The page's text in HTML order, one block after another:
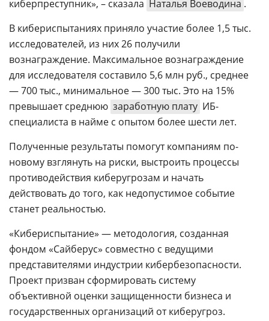
киберпреступник», – сказала Наталья Воеводина .
В кибериспытаниях приняло участие более 1,5 тыс.
исследователей, из них 26 получили
вознаграждение. Максимальное вознаграждение
для исследователя составило 5,6 млн руб., среднее
— 700 тыс., минимальное — 300 тыс. Это на 15%
превышает среднюю заработную плату ИБ-
специалиста в найме с опытом более шести лет.
Полученные результаты помогут компаниям по-
новому взглянуть на риски, выстроить процессы
противодействия киберугрозам и начать
действовать до того, как недопустимое событие
станет реальностью.
«Кибериспытание» — методология, созданная
фондом «Сайберус» совместно с ведущими
представителями индустрии кибербезопасности.
Проект призван сформировать систему
объективной оценки защищенности бизнеса и
государственных организаций от киберугроз.